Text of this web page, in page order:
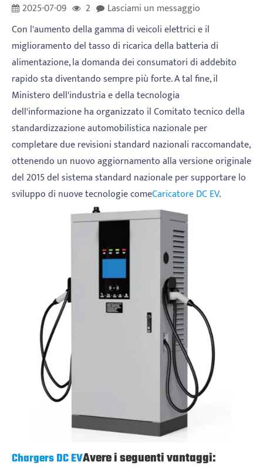
2025-07-09 2
Lasciami un messaggio
Con l'aumento della gamma di veicoli elettrici e il
miglioramento del tasso di ricarica della batteria di
alimentazione, la domanda dei consumatori di addebito
rapido sta diventando sempre più forte. A tal fine, il
Ministero dell'industria e della tecnologia
dell'informazione ha organizzato il Comitato tecnico della
standardizzazione automobilistica nazionale per
completare due revisioni standard nazionali raccomandate,
ottenendo un nuovo aggiornamento alla versione originale
del 2015 del sistema standard nazionale per supportare lo
sviluppo di nuove tecnologie comeCaricatore DC EV.
Chargers DC EVAvere i seguenti vantaggi: